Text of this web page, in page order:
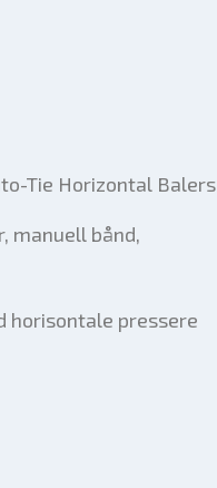
Tie Horizontal Balers
manuell bånd,
horisontale pressere